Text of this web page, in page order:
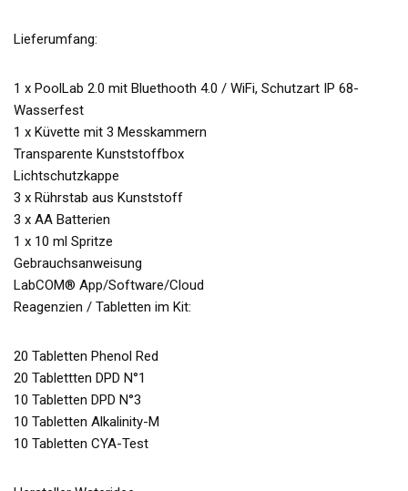
Lieferumfang:
1 x PoolLab 2.0 mit Bluethooth 4.0 / WiFi, Schutzart IP 68-
Wasserfest
1 x Küvette mit 3 Messkammern
Transparente Kunststoffbox
Lichtschutzkappe
3 x Rührstab aus Kunststoff
3 x AA Batterien
1 x 10 ml Spritze
Gebrauchsanweisung
LabCOM® App/Software/Cloud
Reagenzien / Tabletten im Kit:
20 Tabletten Phenol Red
20 Tablettten DPD N°1
10 Tabletten DPD N°3
10 Tabletten Alkalinity-M
10 Tabletten CYA-Test